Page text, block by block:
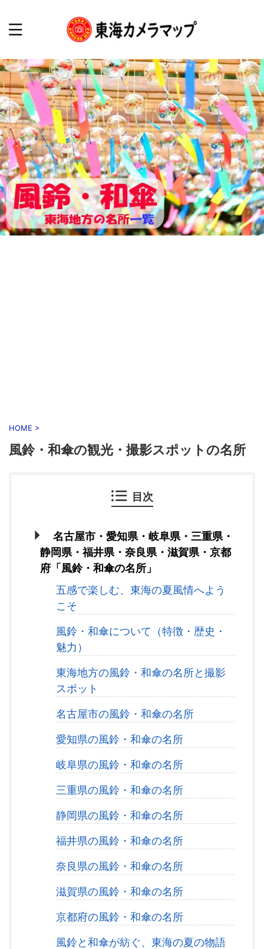
HOME >
風鈴・和傘の観光・撮影スポットの名所
目次
名古屋市・愛知県・岐阜県・三重県・
静岡県・福井県・奈良県・滋賀県・京都
府「風鈴・和傘の名所」
五感で楽しむ、東海の夏風情へよう
こそ
風鈴・和傘について（特徴・歴史・
魅力）
東海地方の風鈴・和傘の名所と撮影
スポット
名古屋市の風鈴・和傘の名所
愛知県の風鈴・和傘の名所
岐阜県の風鈴・和傘の名所
三重県の風鈴・和傘の名所
静岡県の風鈴・和傘の名所
福井県の風鈴・和傘の名所
奈良県の風鈴・和傘の名所
滋賀県の風鈴・和傘の名所
京都府の風鈴・和傘の名所
風鈴と和傘が紡ぐ、東海の夏の物語